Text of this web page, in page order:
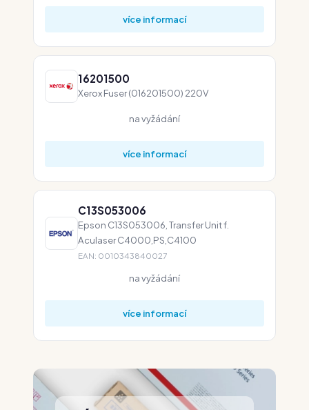
více informací
16201500
Xerox Fuser (016201500) 220V
na vyžádání
více informací
C13S053006
Epson C13S053006, Transfer Unit f.
Aculaser C4000,PS,C4100
EAN: 0010343840027
na vyžádání
více informací